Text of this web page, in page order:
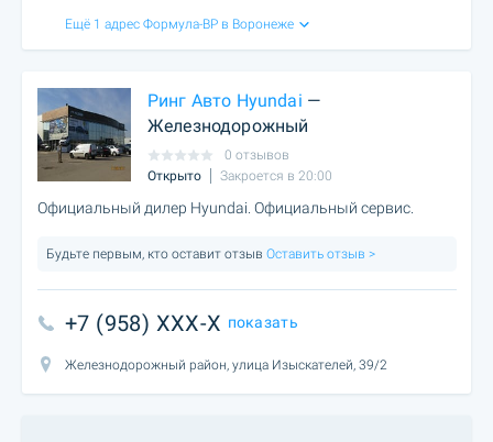
Ещё 1 адрес Формула-ВР в Воронеже
Ринг Авто Hyundai —
Железнодорожный
0 отзывов
Открыто
Закроется в 20:00
Официальный дилер Hyundai. Официальный сервис.
Будьте первым, кто оставит отзыв Оставить отзыв >
+7 (958) XXX-X показать
Железнодорожный район, улица Изыскателей, 39/2